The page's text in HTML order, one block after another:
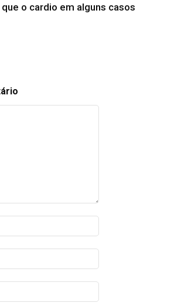
que o cardio em alguns casos